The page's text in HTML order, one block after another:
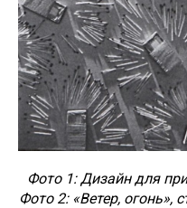
Фото 1: Дизайн для
Фото 2: «Ветер, огонь»,